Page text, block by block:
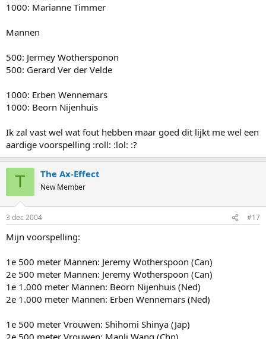
1000: Marianne Timmer
Mannen
500: Jermey Wothersponon
500: Gerard Ver der Velde
1000: Erben Wennemars
1000: Beorn Nijenhuis
Ik zal vast wel wat fout hebben maar goed dit lijkt me wel een
aardige voorspelling :roll: :lol: :?
T The Ax-Effect
New Member
3 dec 2004 #17
Mijn voorspelling:
1e 500 meter Mannen: Jeremy Wotherspoon (Can)
2e 500 meter Mannen: Jeremy Wotherspoon (Can)
1e 1.000 meter Mannen: Beorn Nijenhuis (Ned)
2e 1.000 meter Mannen: Erben Wennemars (Ned)
1e 500 meter Vrouwen: Shihomi Shinya (Jap)
2e 500 meter Vrouwen: Manli Wang (Chn)